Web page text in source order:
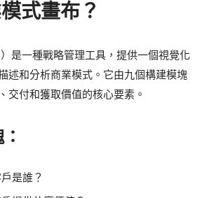
式畫布？
是一種戰略管理工具，提供一個視覺化
述和分析商業模式。它由九個構建模塊
交付和獲取價值的核心要素。
是誰？